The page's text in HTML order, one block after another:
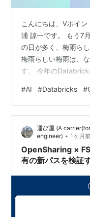
こんにちは、Vポイ
浦 諒一です。 もう7
の日が多く、梅雨ら
梅雨らしい梅雨は、
す。 今年の
てみました。AIエー
必要なデータや基盤
も興味深かったので
と真っ先に思ったの
は Omnigentは
#AI #Databricks #
運び屋 (A
engineer) • 1ヶ月
OpenSharing ×
有の新パスを検証